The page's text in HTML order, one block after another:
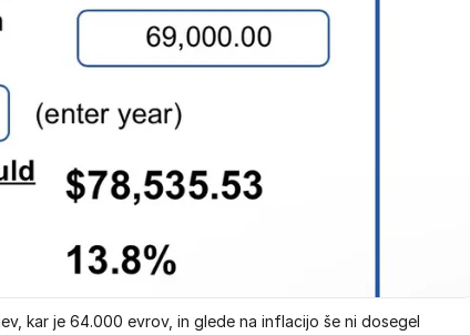
kar je 64.000 evrov, in glede na inflacijo še ni dosegel